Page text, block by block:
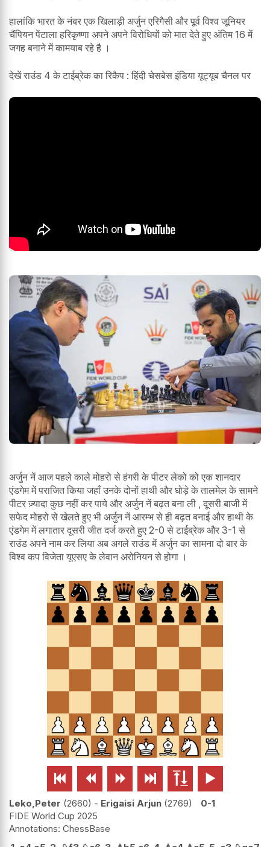
हालांकि भारत के नंबर एक खिलाड़ी अर्जुन एरिगैसी और पूर्व विश्व जूनियर
चैंपियन पेंटाला हरिकृष्णा अपने अपने विरोधियों को मात देते हुए अंतिम 16 में
जगह बनाने में कामयाब रहे है ।
देखें राउंड 4 के टाईब्रेक का रिकैप : हिंदी चेसबेस इंडिया यूट्यूब चैनल पर
अर्जुन नें आज पहले काले मोहरो से हंगरी के पीटर लेको को एक शानदार
एंडगेम में पराजित किया जहाँ उनके दोनों हाथी और घोड़े के तालमेल के सामने
पीटर ज़्यादा कुछ नहीं कर पाये और अर्जुन नें बढ़त बना ली , दूसरी बाजी में
सफेद मोहरो से खेलते हुए भी अर्जुन नें आरम्भ से ही बढ़त बनाई और हाथी के
एंडगेम में लगातार दूसरी जीत दर्ज करते हुए 2-0 से टाईब्रेक और 3-1 से
राउंड अपने नाम कर लिया अब अगले राउंड में अर्जुन का सामना दो बार के
विश्व कप विजेता यूएसए के लेवान अरोनियन से होगा ।
     
Leko,Peter 2660 - Erigaisi Arjun 2769
0-1
FIDE World Cup 2025
ChessBase